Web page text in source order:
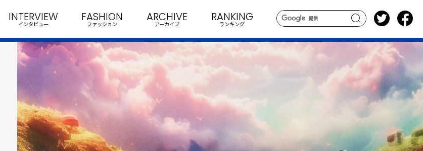
search
INTERVIEW
インタビュー
FASHION
ファッション
ARCHIVE
アーカイブ
RANKING
ランキング